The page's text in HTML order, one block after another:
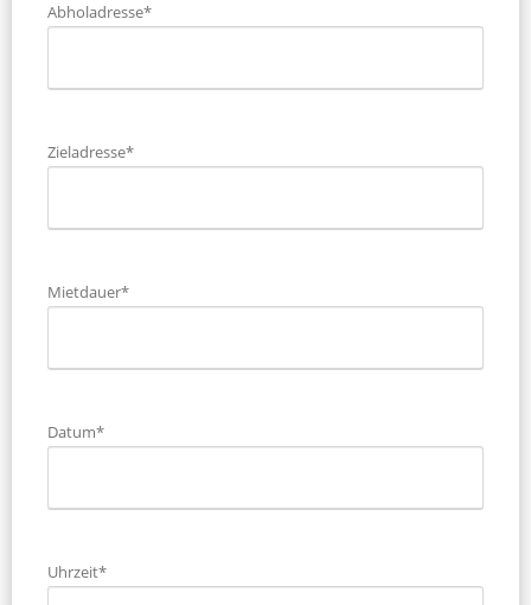
Abholadresse*
Zieladresse*
Mietdauer*
Datum*
Uhrzeit*